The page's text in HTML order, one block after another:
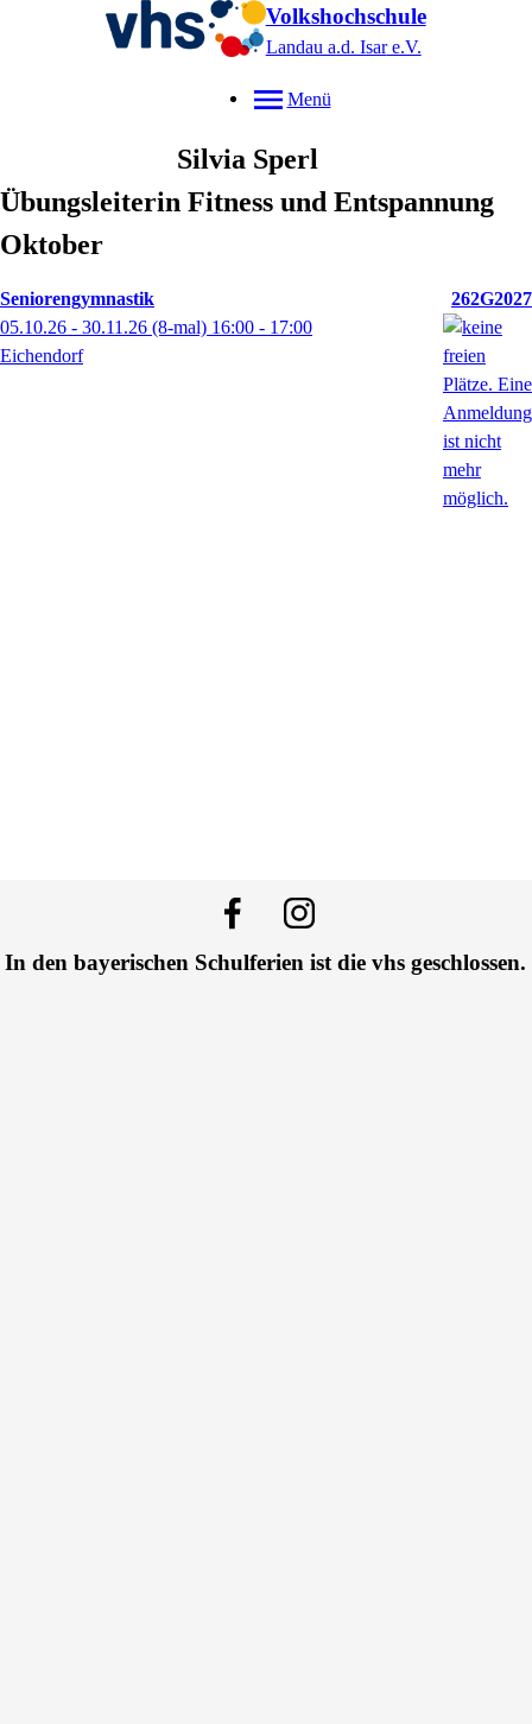
Volkshochschule
Landau a.d. Isare.V.
Menü
Silvia Sperl
Übungsleiterin Fitness und Entspannung
Oktober
Seniorengymnastik
262G2027
05.10.26 - 30.11.26 (8-mal) 16:00 - 17:00
Eichendorf
In den bayerischen Schulferien ist die vhs geschlossen.